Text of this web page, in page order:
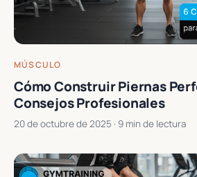
MÚSCULO
Cómo Construir Piernas
Consejos Profesionales
20 de octubre de 2025 · 9 min de lectura